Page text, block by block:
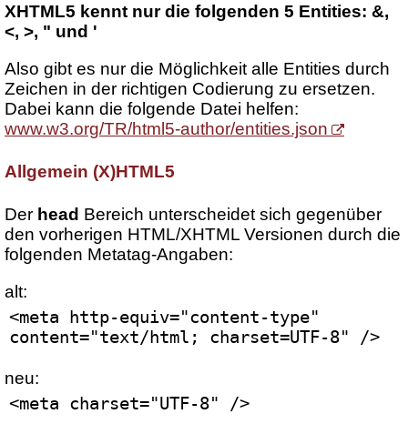
XHTML5 kennt nur die folgenden 5 Entities: &,
<, >, " und '
Also gibt es nur die Möglichkeit alle Entities durch
Zeichen in der richtigen Codierung zu ersetzen.
Dabei kann die folgende Datei helfen:
www.w3.org/TR/html5-author/entities.json
Allgemein (X)HTML5
Der head Bereich unterscheidet sich gegenüber
den vorherigen HTML/XHTML Versionen durch die
folgenden Metatag-Angaben:
alt:
<meta http-equiv="content-type"
content="text/html; charset=UTF-8" />
neu:
<meta charset="UTF-8" />